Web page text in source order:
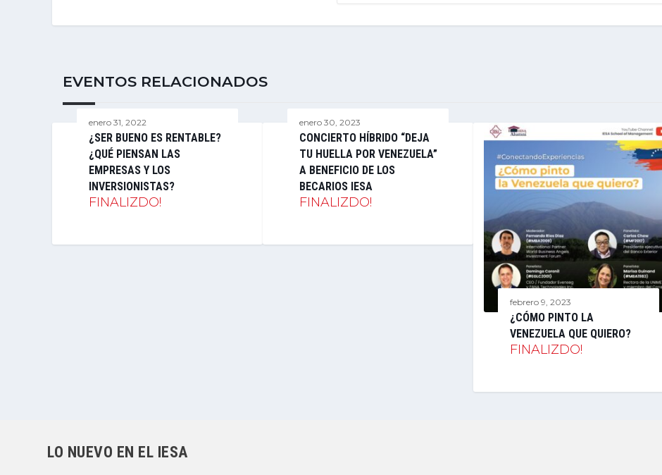
EVENTOS RELACIONADOS
enero 31, 2022
¿SER BUENO ES RENTABLE?
¿QUÉ PIENSAN LAS
EMPRESAS Y LOS
INVERSIONISTAS?
FINALIZDO!
enero 30, 2023
CONCIERTO HÍBRIDO “DEJA
TU HUELLA POR VENEZUELA”
A BENEFICIO DE LOS
BECARIOS IESA
FINALIZDO!
febrero 9, 2023
¿CÓMO PINTO LA
VENEZUELA QUE QUIERO?
FINALIZDO!
LO NUEVO EN EL IESA